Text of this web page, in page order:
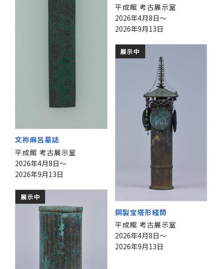
平成館 考古展示室
2026年4月8日～
2026年9月13日
文祢麻呂墓誌
平成館 考古展示室
2026年4月8日～
2026年9月13日
展示中
銅製宝塔形経筒
平成館 考古展示室
2026年4月8日～
2026年9月13日
展示中